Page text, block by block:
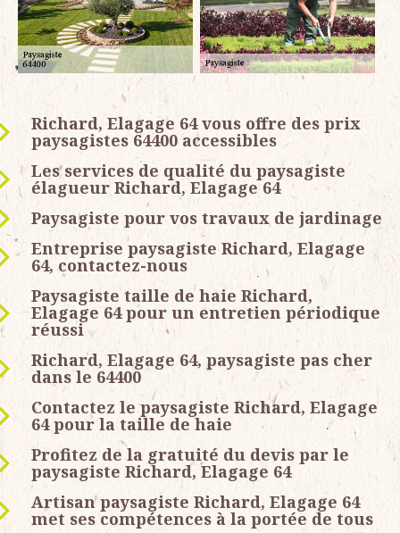
Richard, Elagage 64 vous offre des prix
paysagistes 64400 accessibles
Les services de qualité du paysagiste
élagueur Richard, Elagage 64
Paysagiste pour vos travaux de jardinage
Entreprise paysagiste Richard, Elagage
64, contactez-nous
Paysagiste taille de haie Richard,
Elagage 64 pour un entretien périodique
réussi
Richard, Elagage 64, paysagiste pas cher
dans le 64400
Contactez le paysagiste Richard, Elagage
64 pour la taille de haie
Profitez de la gratuité du devis par le
paysagiste Richard, Elagage 64
Artisan paysagiste Richard, Elagage 64
met ses compétences à la portée de tous